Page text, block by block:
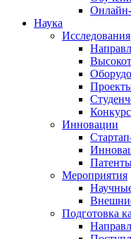
Наука
Исследования
Инновации
Мероприятия
Подготовка